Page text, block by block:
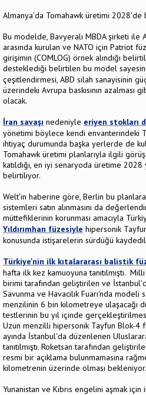
Almanya'da Tomahawk üretimi 2028'de
Bu modelde, Bavyeralı MBDA şirketi ile
arasında kurulan ve NATO için Patriot
girişimin (COMLOG) örnek alındığı
desteklediği belirtilen bu model
çeşitlendirmesi, ABD silah sanayisinin
üzerindeki Avrupa baskısının azalması
olacak.
İran savaşı nedeniyle eriyen stokları
yönetimi böylece kendi envanterindeki
ihtiyaç durumunda başka yerlerde de
Tomahawk üretimi planlarıyla ilgili
katıldığı, en iyi senaryoda üretime 2028
belirtiliyor.
Welt'in haberine göre, Berlin bu
sistemleri satın alınmasını da
müttefiklerinin korunması amacıyla
Yıldırımhan füzesiyle hipersonik
konusunda istişarelerin sürdüğü
Türkiye'nin ilk kıtalararası balistik
hafta ilk kez kamuoyuna tanıtılmıştı. Milli
birimi tarafından geliştirilen ve
Savunma ve Havacılık Fuarı'nda modeli
menzilinin 6 bin kilometreye ulaşacağı
testlerinin bu yıl içinde
Uzun menzilli hipersonik Tayfun Blok-4
ayında İstanbul'da düzenlenen
tanıtılmıştı. Roketsan tarafından
resmi bir açıklama bulunmamasına
kilometrenin üzerinde olması bekleniyor.
Yunanistan ve Kıbrıs engelini aşmak